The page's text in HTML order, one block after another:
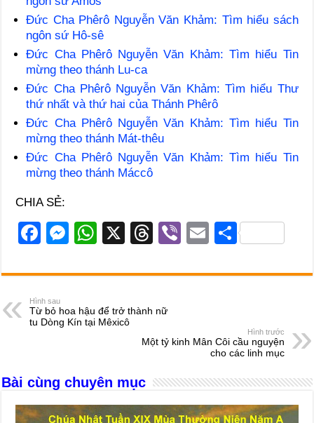
Đức Cha Phêrô Nguyễn Văn Khảm: Tìm hiểu sách
ngôn sứ Hô-sê
Đức Cha Phêrô Nguyễn Văn Khảm: Tìm hiểu Tin
mừng theo thánh Lu-ca
Đức Cha Phêrô Nguyễn Văn Khảm: Tìm hiểu Thư
thứ nhất và thứ hai của Thánh Phêrô
Đức Cha Phêrô Nguyễn Văn Khảm: Tìm hiểu Tin
mừng theo thánh Mát-thêu
Đức Cha Phêrô Nguyễn Văn Khảm: Tìm hiểu Tin
mừng theo thánh Máccô
CHIA SẺ:
F
c
e
b
k
M
ss
n
W
at
s
A
X
T
e
d
s
Vi
er
E
ail
S
ar
Hình sau
Từ bỏ hoa hậu để trở thành nữ
tu Dòng Kín tại Mêxicô
Hình trước
Một tỷ kinh Mân Côi cầu nguyện
cho các linh mục
Bài cùng chuyên mục